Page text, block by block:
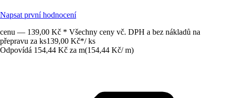
Napsat první hodnocení
cenu — 139,00 Kč * Všechny ceny vč. DPH a bez nákladů na
přepravu za ks139,00 Kč*/ ks
Odpovídá 154,44 Kč za m(154,44 Kč/ m)